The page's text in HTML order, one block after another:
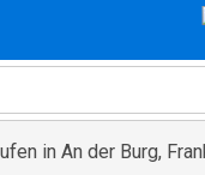
in An der Burg,